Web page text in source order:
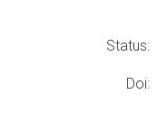
Status:
Doi: